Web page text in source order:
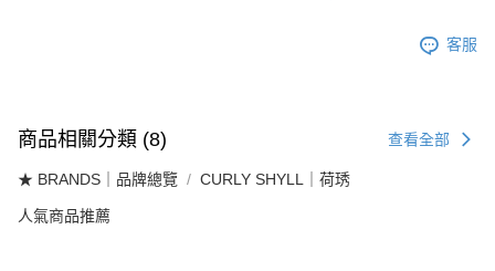
客服
商品相關分類 (8) 查看全部
★ BRANDS｜品牌總覽 CURLY SHYLL｜荷琇
人氣商品推薦